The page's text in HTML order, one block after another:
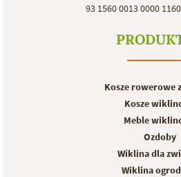
93 1560 0013 0000
Kosze rowerowe
Kosze
Meble
Ozdoby
Wiklina dla
Wiklina